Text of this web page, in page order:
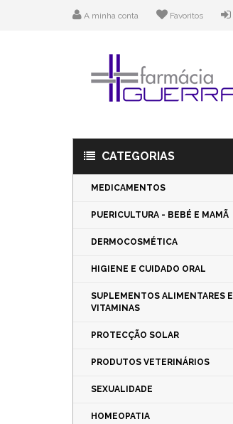
A minha conta Favoritos
CATEGORIAS
MEDICAMENTOS
PUERICULTURA - BEBÉ E MAMÃ
DERMOCOSMÉTICA
HIGIENE E CUIDADO ORAL
SUPLEMENTOS ALIMENTARES E
VITAMINAS
PROTECÇÃO SOLAR
PRODUTOS VETERINÁRIOS
SEXUALIDADE
HOMEOPATIA